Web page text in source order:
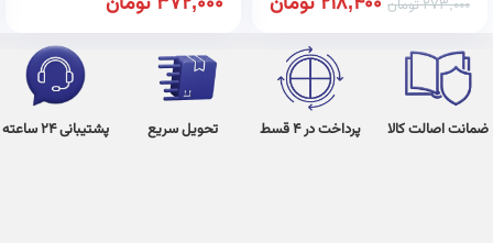
273,000تومان
ضمانت اصالت کالا پرداخت در 4 قسط تحویل سریع پشتیبانی 24 ساعته